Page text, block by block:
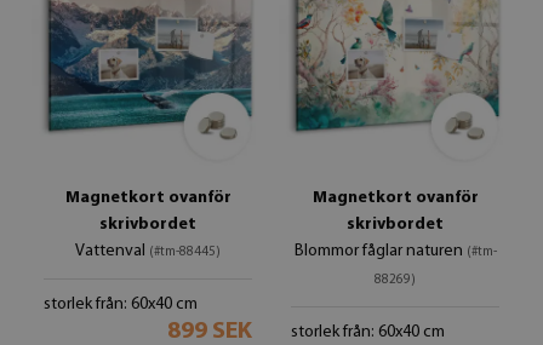
Magnetkort ovanför
skrivbordet
Vattenval (#tm-88445)
storlek från: 60x40 cm
899 SEK
Magnetkort ovanför
skrivbordet
Blommor fåglar naturen (#tm-
88269)
storlek från: 60x40 cm